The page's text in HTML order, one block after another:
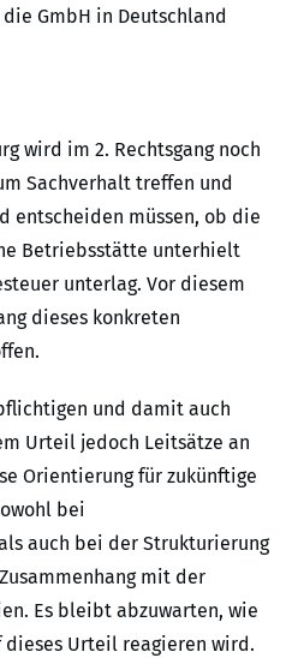
die GmbH in Deutschland
wird im 2. Rechtsgang noch
Sachverhalt treffen und
entscheiden müssen, ob die
Betriebsstätte unterhielt
unterlag. Vor diesem
dieses konkreten
und damit auch
Urteil jedoch Leitsätze an
Orientierung für zukünftige
bei
auch bei der Strukturierung
mit der
Es bleibt abzuwarten, wie
dieses Urteil reagieren wird.